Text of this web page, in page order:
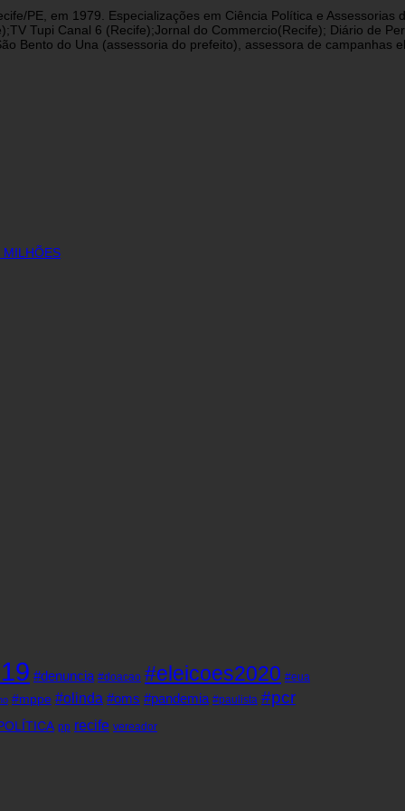
PE, em 1979. Especializações em Ciência Política e
Tupi Canal 6 (Recife);Jornal do Commercio(Recife); Diário de
do Una (assessoria do prefeito), assessora de campanhas
MILHÕES
#denuncia #doacao #eleicoes2020 #eua
#mppe #olinda #oms #pandemia #paulista #pcr
pp recife vereador